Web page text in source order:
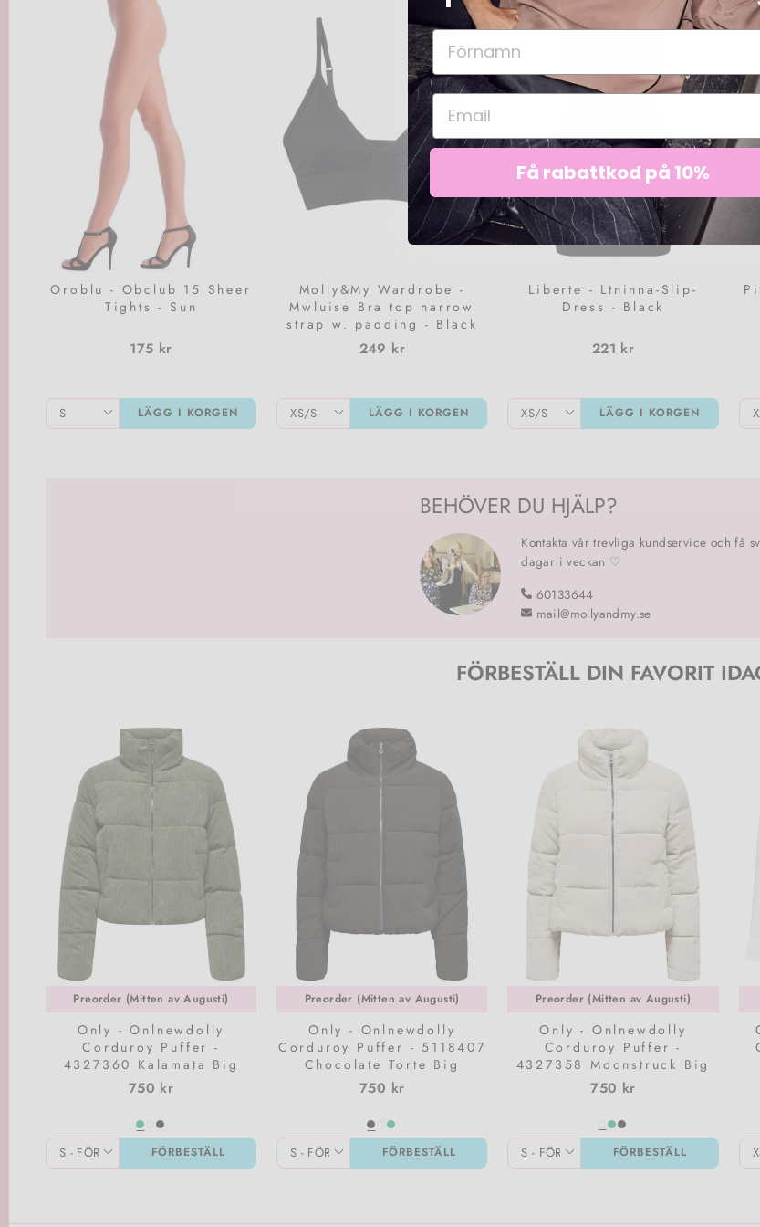
Oroblu - Obclub 15 Sheer
Tights - Sun
175 kr
LÄGG I KORGEN
Molly&My Wardrobe -
Mwluise Bra top narrow
strap w. padding - Black
249 kr
LÄGG I KORGEN
Liberte - Ltninna-Slip-
Dress - Black
221 kr
LÄGG I KORGEN
BEHÖVER DU HJÄLP?
Kontakta vår trevliga kundservice och få
dagar i veckan ♡
60133644
mail@mollyandmy.se
FÖRBESTÄLL DIN FAVORIT
Preorder (Mitten av Augusti)
Only - Onlnewdolly
Corduroy Puffer -
4327360 Kalamata Big
Corduroy Pattern
750 kr
FÖRBESTÄLL
Preorder (Mitten av Augusti)
Only - Onlnewdolly
Corduroy Puffer - 5118407
Chocolate Torte Big
Corduroy Pattern
750 kr
FÖRBESTÄLL
Preorder (Mitten av Augusti)
Only - Onlnewdolly
Corduroy Puffer -
4327358 Moonstruck Big
Corduroy Pattern
750 kr
FÖRBESTÄLL
Få rabattkod på 10%